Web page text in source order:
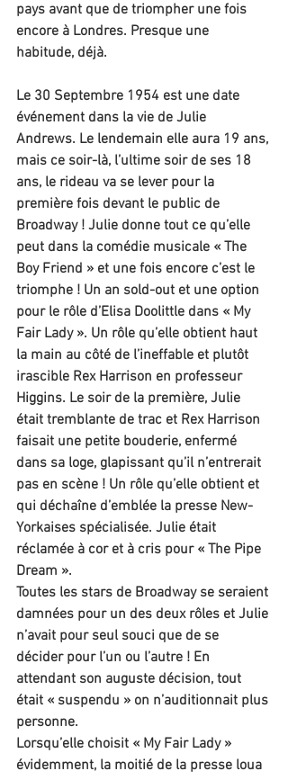
pays avant que de triompher une fois
encore à Londres. Presque une
habitude, déjà.
Le 30 Septembre 1954 est une date
événement dans la vie de Julie
Andrews. Le lendemain elle aura 19 ans,
mais ce soir-là, l’ultime soir de ses 18
ans, le rideau va se lever pour la
première fois devant le public de
Broadway ! Julie donne tout ce qu’elle
peut dans la comédie musicale « The
Boy Friend » et une fois encore c’est le
triomphe ! Un an sold-out et une option
pour le rôle d’Elisa Doolittle dans « My
Fair Lady ». Un rôle qu’elle obtient haut
la main au côté de l’ineffable et plutôt
irascible Rex Harrison en professeur
Higgins. Le soir de la première, Julie
était tremblante de trac et Rex Harrison
faisait une petite bouderie, enfermé
dans sa loge, glapissant qu’il n’entrerait
pas en scène ! Un rôle qu’elle obtient et
qui déchaîne d’emblée la presse New-
Yorkaises spécialisée. Julie était
réclamée à cor et à cris pour « The Pipe
Dream ».
Toutes les stars de Broadway se seraient
damnées pour un des deux rôles et Julie
n’avait pour seul souci que de se
décider pour l’un ou l’autre ! En
attendant son auguste décision, tout
était « suspendu » on n’auditionnait plus
personne.
Lorsqu’elle choisit « My Fair Lady »
évidemment, la moitié de la presse loua